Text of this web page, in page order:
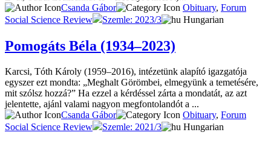
Csanda Gábor
Obituary, Forum
Social Science Review
Szemle: 2023/3 Hungarian
Pomogáts Béla (1934–2023)
Karcsi, Tóth Károly (1959–2016), intézetünk alapító igazgatója
egyszer ezt mondta: „Meghalt Görömbei, elmegyünk a temetésére,
mit szólsz hozzá?” Ha ezzel a kérdéssel zárta a mondatát, az azt
jelentette, ajánl valami nagyon megfontolandót a ...
Csanda Gábor
Obituary, Forum
Social Science Review
Szemle: 2021/3 Hungarian